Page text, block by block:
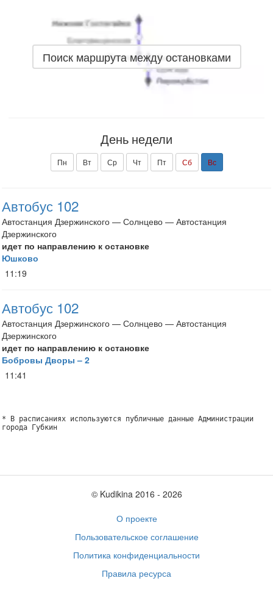
Поиск маршрута между остановками
День недели
Пн Вт Ср Чт Пт Сб Вс
Автобус 102
Автостанция Дзержинского — Солнцево — Автостанция
Дзержинского
идет по направлению к остановке
Юшково
11:19
Автобус 102
Автостанция Дзержинского — Солнцево — Автостанция
Дзержинского
идет по направлению к остановке
Бобровы Дворы – 2
11:41
* В расписаниях используются публичные данные Администрации
города Губкин
© Kudikina 2016 ‐ 2026
О проекте
Пользовательское соглашение
Политика конфиденциальности
Правила ресурса